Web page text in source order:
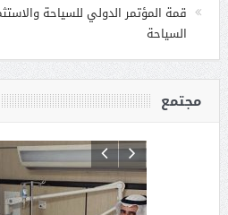
قمة المؤتمر الدولي للسياحة
السياحة
مجتمع